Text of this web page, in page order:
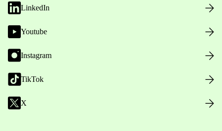
LinkedIn
Youtube
Instagram
TikTok
X